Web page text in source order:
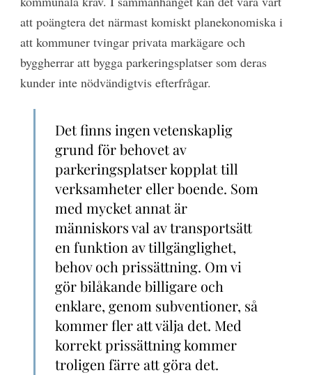
att poängtera det närmast komiskt planekonomiska i
att kommuner tvingar privata markägare och
byggherrar att bygga parkeringsplatser som deras
kunder inte nödvändigtvis efterfrågar.
Det finns ingen vetenskaplig
grund för behovet av
parkeringsplatser kopplat till
verksamheter eller boende. Som
med mycket annat är
människors val av transportsätt
en funktion av tillgänglighet,
behov och prissättning. Om vi
gör bilåkande billigare och
enklare, genom subventioner, så
kommer fler att välja det. Med
korrekt prissättning kommer
troligen färre att göra det.